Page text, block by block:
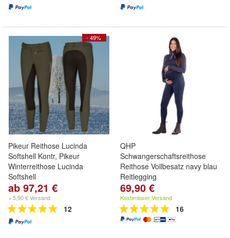
- 49%
Pikeur Reithose Lucinda
Softshell Kontr, Pikeur
Winterreithose Lucinda
Softshell
ab 97,21 €
+ 5,90 € Versand
12
QHP
Schwangerschaftsreithose
Reithose Vollbesatz navy blau
Reitlegging
69,90 €
Kostenloser Versand
16